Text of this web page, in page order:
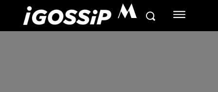
M